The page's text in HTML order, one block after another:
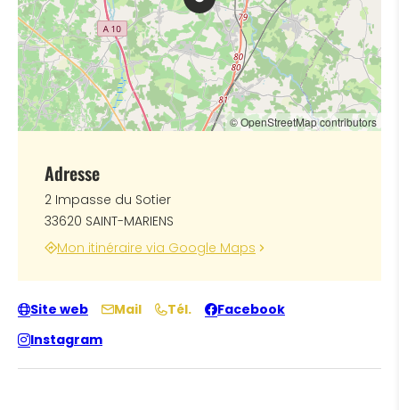
© OpenStreetMap contributors
Adresse
2 Impasse du Sotier
33620 SAINT-MARIENS
Mon itinéraire via Google Maps
Site web Mail Tél.
Facebook
Instagram